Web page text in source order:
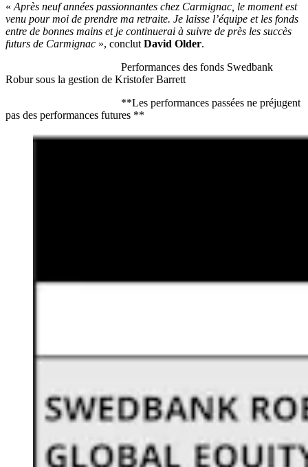
« Après neuf années passionnantes chez Carmignac, le moment est
venu pour moi de prendre ma retraite. Je laisse l’équipe et les fonds
entre de bonnes mains et je continuerai à suivre de près les succès
futurs de Carmignac », conclut David Older.
Performances des fonds Swedbank
Robur sous la gestion de Kristofer Barrett
**Les performances passées ne préjugent
pas des performances futures **